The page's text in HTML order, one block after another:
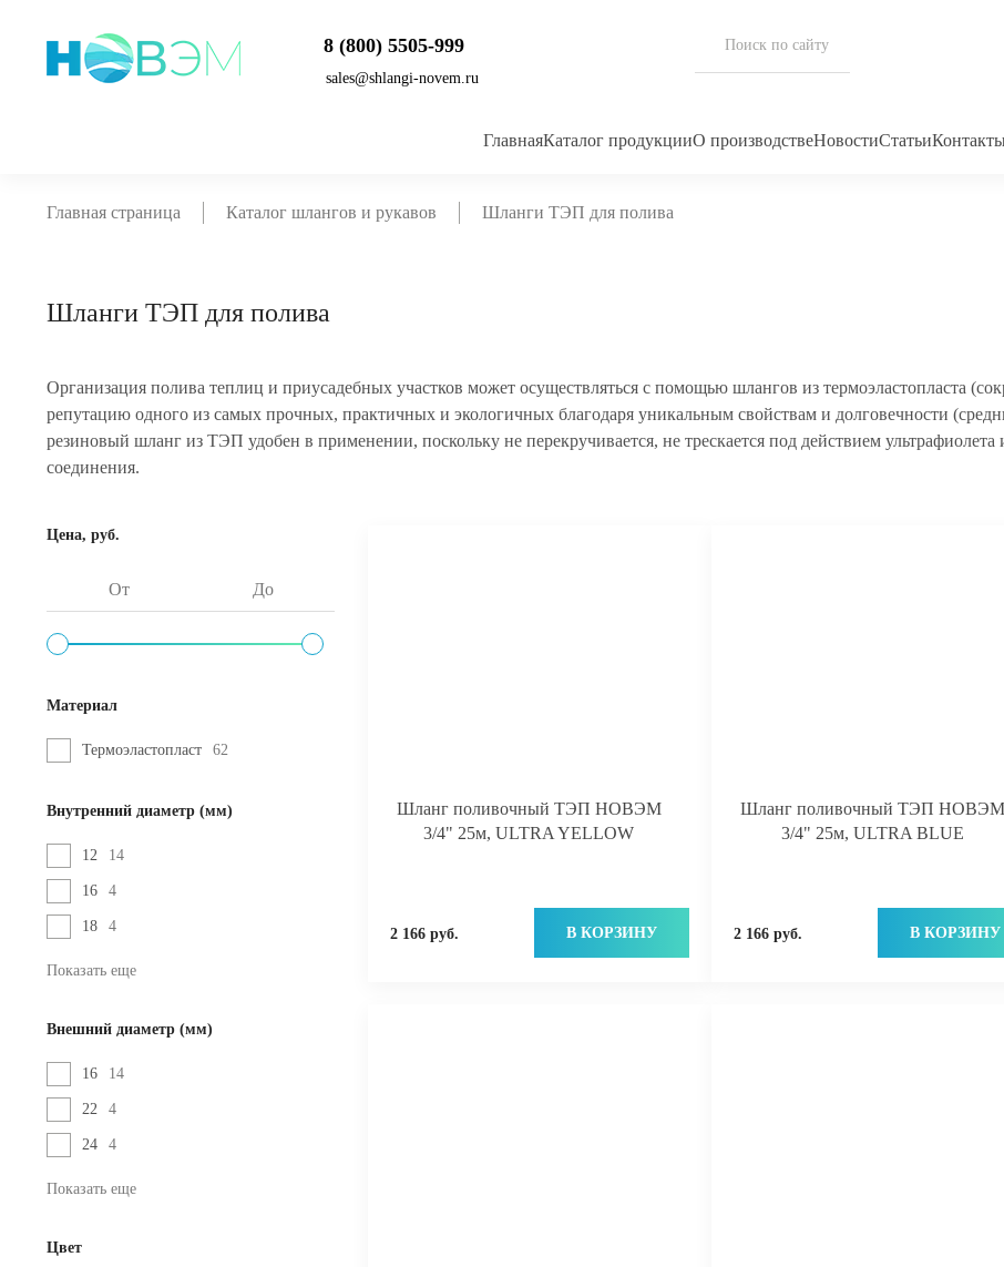
8 (800) 5505-999
sales@shlangi-novem.ru
ГлавнаяКаталог продукцииО производствеНовостиСтатьи
Главная страница Каталог шлангов и рукавов Шланги ТЭП для полива
Шланги ТЭП для полива
Организация полива теплиц и приусадебных участков может осуществляться с помощью шлангов из термоэластопласта
репутацию одного из самых прочных, практичных и экологичных благодаря уникальным свойствам и долговечности
резиновый шланг из ТЭП удобен в применении, поскольку не перекручивается, не трескается под действием
соединения.
Цена, руб.
Материал
Термоэластопласт 62
Внутренний диаметр (мм)
12 14
16 4
18 4
Показать еще
Внешний диаметр (мм)
16 14
22 4
24 4
Показать еще
Цвет
Шланг поливочный ТЭП НОВЭМ
3/4" 25м, ULTRA YELLOW
2 166 руб. В КОРЗИНУ
Шланг поливочный ТЭП НОВЭМ
3/4" 25м, ULTRA BLUE
2 166 руб. В КОРЗИНУ